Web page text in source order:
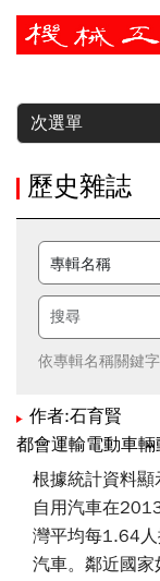
暫停
次選單
歷史雜誌
依專輯名稱關鍵
作者:石育賢
都會運輸電動車
根據統計資料
自用汽車在
灣平均每1.64
汽車。鄰近國家